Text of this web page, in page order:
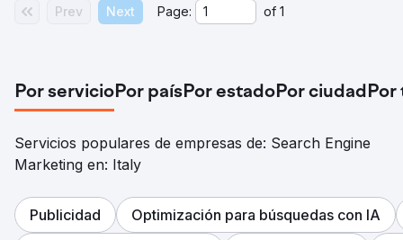
Prev Next Page: of 1
Por servicioPor paísPor estadoPor ciudadPor
Servicios populares de empresas de: Search Engine
Marketing en: Italy
Publicidad
Optimización para búsquedas con IA